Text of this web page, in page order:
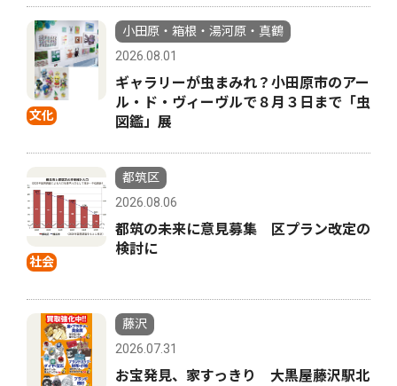
文化
小田原・箱根・湯河原・真鶴
2026.08.01
ギャラリーが虫まみれ？小田原市のアー
ル・ド・ヴィーヴルで８月３日まで「虫
図鑑」展
社会
都筑区
2026.08.06
都筑の未来に意見募集 区プラン改定の
検討に
藤沢
2026.07.31
お宝発見、家すっきり 大黒屋藤沢駅北